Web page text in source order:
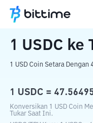
Beranda Konverter
1 USDC ke
1 USD Coin Setara
1 USDC =
Konversikan 1 USD Coin
Tukar Saat Ini.